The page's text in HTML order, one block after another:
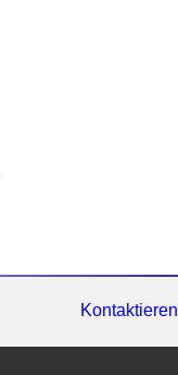
Kontaktieren